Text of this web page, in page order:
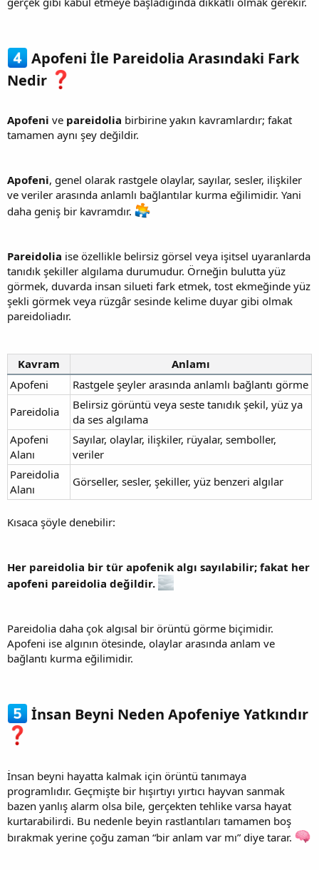
Apofeni İle Pareidolia Arasındaki Fark
Nedir
Apofeni ve pareidolia birbirine yakın kavramlardır; fakat
tamamen aynı şey değildir.
Apofeni, genel olarak rastgele olaylar, sayılar, sesler, ilişkiler
ve veriler arasında anlamlı bağlantılar kurma eğilimidir. Yani
daha geniş bir kavramdır.
Pareidolia ise özellikle belirsiz görsel veya işitsel uyaranlarda
tanıdık şekiller algılama durumudur. Örneğin bulutta yüz
görmek, duvarda insan silueti fark etmek, tost ekmeğinde yüz
şekli görmek veya rüzgâr sesinde kelime duyar gibi olmak
pareidoliadır.
Kavram
Anlamı
Apofeni
Rastgele şeyler arasında anlamlı bağlantı görme
Pareidolia
Belirsiz görüntü veya seste tanıdık şekil, yüz ya
da ses algılama
Apofeni
Alanı
Sayılar, olaylar, ilişkiler, rüyalar, semboller,
veriler
Pareidolia
Alanı
Görseller, sesler, şekiller, yüz benzeri algılar
Kısaca şöyle denebilir:
Her pareidolia bir tür apofenik algı sayılabilir; fakat her
apofeni pareidolia değildir.
Pareidolia daha çok algısal bir örüntü görme biçimidir.
Apofeni ise algının ötesinde, olaylar arasında anlam ve
bağlantı kurma eğilimidir.
İnsan Beyni Neden Apofeniye Yatkındır
İnsan beyni hayatta kalmak için örüntü tanımaya
programlıdır. Geçmişte bir hışırtıyı yırtıcı hayvan sanmak
bazen yanlış alarm olsa bile, gerçekten tehlike varsa hayat
kurtarabilirdi. Bu nedenle beyin rastlantıları tamamen boş
bırakmak yerine çoğu zaman “bir anlam var mı” diye tarar.